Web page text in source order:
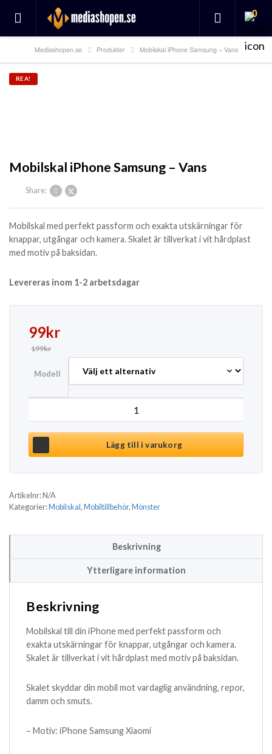
0
Mediashopen.se Produkter Mobilskal iPhone Samsung – Vans
REA!
Mobilskal iPhone Samsung – Vans
Share:
Mobilskal med perfekt passform och exakta utskärningar för
knappar, utgångar och kamera. Skalet är tillverkat i vit hårdplast
med motiv på baksidan.
Levereras inom 1-2 arbetsdagar
199kr
Det ursprungliga priset var: 199kr.
99kr
Det nuvarande priset är: 99kr.
Modell
Mobilskal iPhone Samsung - Vans mängd
Lägg till i varukorg
Artikelnr:N/A
Kategorier:Mobilskal, Mobiltillbehör, Mönster
Beskrivning
Ytterligare information
Beskrivning
Mobilskal till din iPhone med perfekt passform och
exakta utskärningar för knappar, utgångar och kamera.
Skalet är tillverkat i vit hårdplast med motiv på baksidan.
Skalet skyddar din mobil mot vardaglig användning, repor,
damm och smuts.
– Motiv: iPhone Samsung Xiaomi